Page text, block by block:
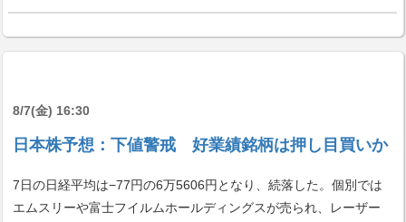
8/7(金) 16:30
日本株予想：下値警戒 好業績銘柄は押し目買いか
7日の日経平均は−77円の6万5606円となり、続落した。個別では
エムスリーや富士フイルムホールディングスが売られ、レーザー